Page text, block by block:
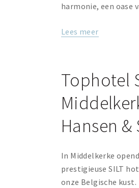
harmonie, een oase
Lees meer
Tophotel
Hansen &
In Middelkerke
prestigieuse SILT
onze Belgische